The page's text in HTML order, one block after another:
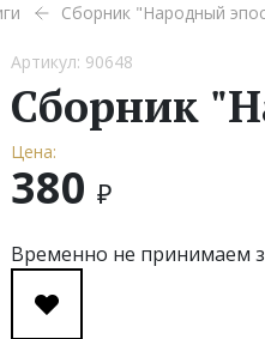
Сборник "Народный
Артикул: 90648
Сборник
Цена:
380 ₽
Временно не принимаем